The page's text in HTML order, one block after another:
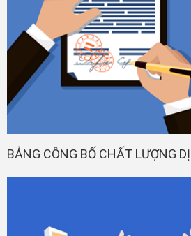
BẢNG CÔNG BỐ CHẤT LƯỢNG